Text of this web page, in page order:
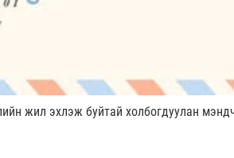
жил эхлэж буйтай холбогдуулан